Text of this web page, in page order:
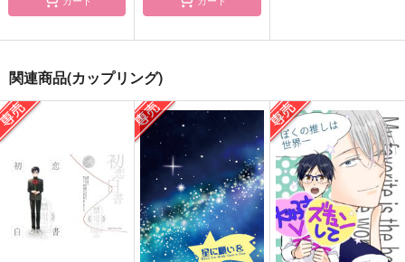
関連商品(カップリング)